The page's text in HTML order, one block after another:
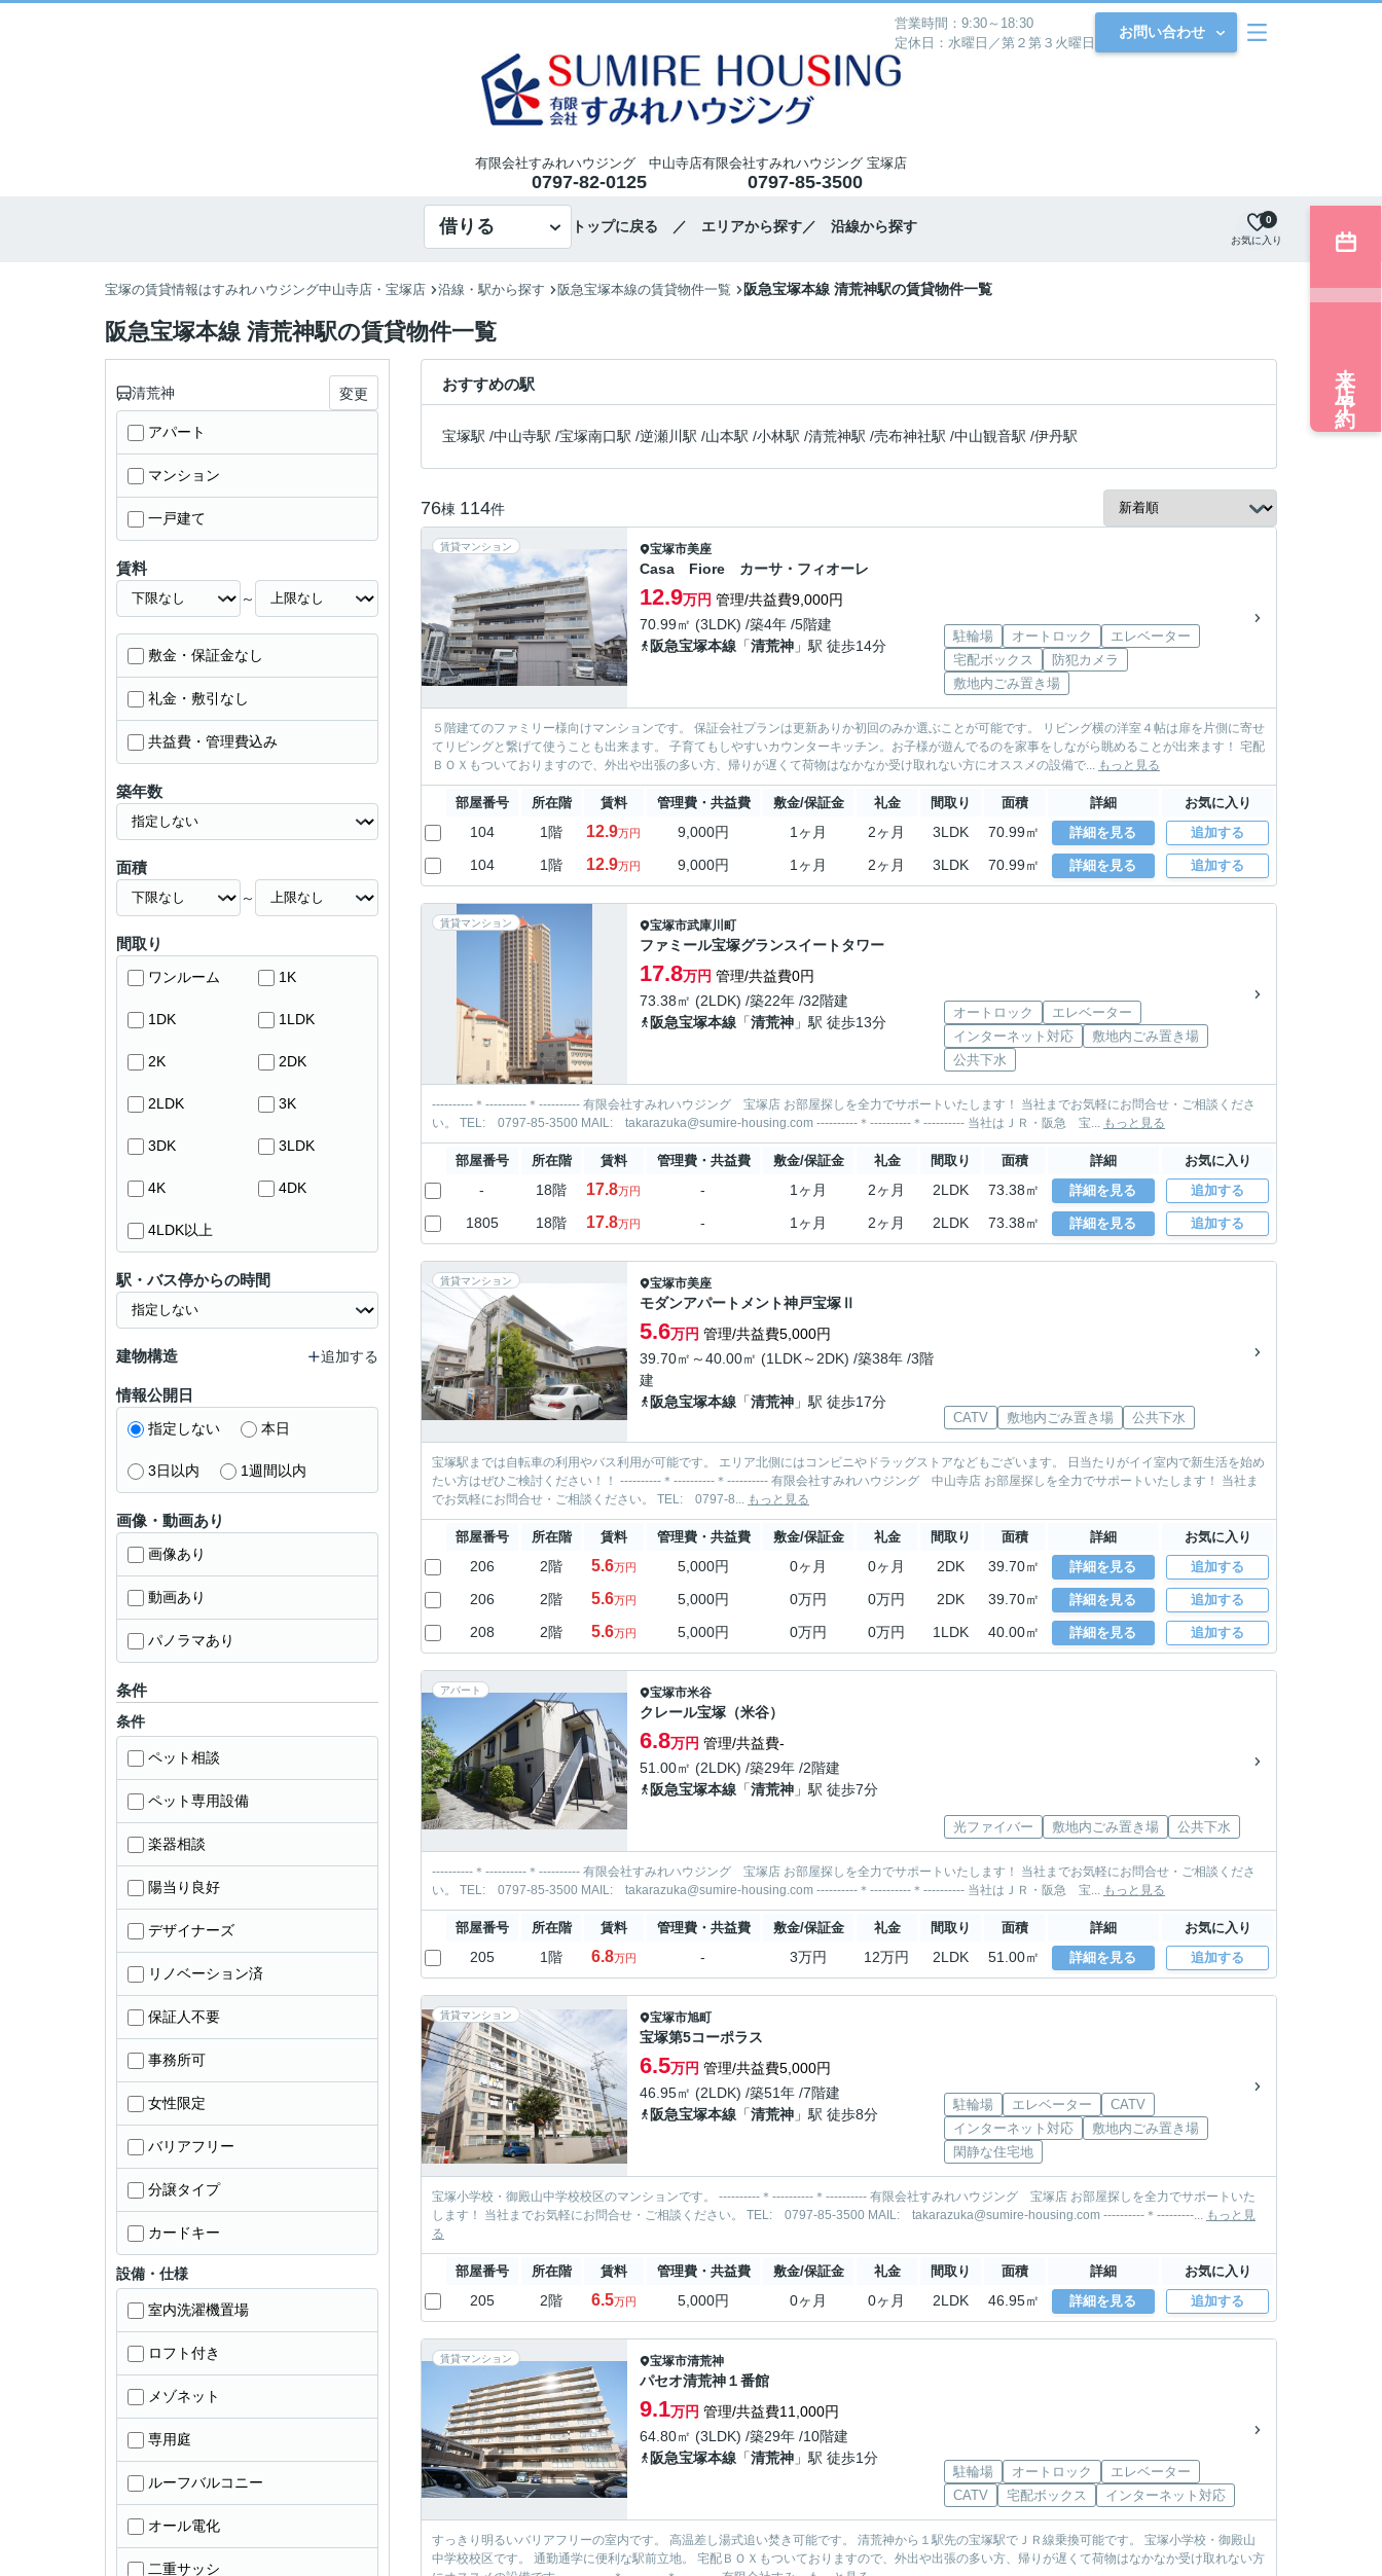
営業時間：9:30～18:30
定休日：水曜日／第２第３火曜日
お問い合わせ
有限会社すみれハウジング 中山寺店
0797-82-0125
有限会社すみれハウジング 宝塚店
0797-85-3500
借りる トップに戻る ／ エリアから探す／ 沿線から探す
お気に入り
0
宝塚の賃貸情報はすみれハウジング中山寺店・宝塚店 沿線・駅から探す 阪急宝塚本線の賃貸物件一覧 阪急宝塚本線 清荒神駅の賃貸物件一覧
阪急宝塚本線 清荒神駅の賃貸物件一覧
おすすめの駅
宝塚駅 /中山寺駅 /宝塚南口駅 /逆瀬川駅 /山本駅 /小林駅 /清荒神駅 /売布神社駅 /中山観音駅 /伊丹駅
76棟 114件
賃貸マンション 宝塚市美座
Casa Fiore カーサ・フィオーレ
12.9万円 管理/共益費9,000円
70.99㎡ (3LDK) /築4年 /5階建
阪急宝塚本線 「清荒神 」駅 徒歩14分
駐輪場 オートロック
エレベーター
宅配ボックス
防犯カメラ
敷地内ごみ置き場
５階建てのファミリー様向けマンションです。 保証会社プランは更新ありか初回のみか選ぶことが可能です。 リビング横の洋室４帖は扉を片側に寄せ
てリビングと繋げて使うことも出来ます。 子育てもしやすいカウンターキッチン。お子様が遊んでるのを家事をしながら眺めることが出来ます！ 宅配
ＢＯＸもついておりますので、外出や出張の多い方、帰りが遅くて荷物はなかなか受け取れない方にオススメの設備で... もっと見る
部屋番号 所在階 賃料 管理費・共益費 敷金/保証金 礼金 間取り 面積 詳細 お気に入り
104 1階 12.9万円 9,000円 1ヶ月 2ヶ月 3LDK 70.99㎡ 詳細を見る 追加する
104 1階 12.9万円 9,000円 1ヶ月 2ヶ月 3LDK 70.99㎡ 詳細を見る 追加する
賃貸マンション 宝塚市武庫川町
ファミール宝塚グランスイートタワー
17.8万円 管理/共益費0円
73.38㎡ (2LDK) /築22年 /32階建
阪急宝塚本線 「清荒神 」駅 徒歩13分
オートロック
エレベーター
インターネット対応
敷地内ごみ置き場
公共下水
----------＊----------＊---------- 有限会社すみれハウジング 宝塚店 お部屋探しを全力でサポートいたします！ 当社までお気軽にお問合せ・ご相談くださ
い。 TEL: 0797-85-3500 MAIL: takarazuka@sumire-housing.com ----------＊----------＊---------- 当社はＪＲ・阪急 宝... もっと見る
部屋番号 所在階 賃料 管理費・共益費 敷金/保証金 礼金 間取り 面積 詳細 お気に入り
- 18階 17.8万円 - 1ヶ月 2ヶ月 2LDK 73.38㎡ 詳細を見る 追加する
1805 18階 17.8万円 - 1ヶ月 2ヶ月 2LDK 73.38㎡ 詳細を見る 追加する
賃貸マンション 宝塚市美座
モダンアパートメント神戸宝塚Ⅱ
5.6万円 管理/共益費5,000円
39.70㎡～40.00㎡ (1LDK～2DK) /築38年 /3階
建
阪急宝塚本線 「清荒神 」駅 徒歩17分
CATV 敷地内ごみ置き場 公共下水
宝塚駅までは自転車の利用やバス利用が可能です。 エリア北側にはコンビニやドラッグストアなどもございます。 日当たりがイイ室内で新生活を始め
たい方はぜひご検討ください！！ ----------＊----------＊---------- 有限会社すみれハウジング 中山寺店 お部屋探しを全力でサポートいたします！ 当社ま
でお気軽にお問合せ・ご相談ください。 TEL: 0797-8... もっと見る
部屋番号 所在階 賃料 管理費・共益費 敷金/保証金 礼金 間取り 面積 詳細 お気に入り
206 2階 5.6万円 5,000円 0ヶ月 0ヶ月 2DK 39.70㎡ 詳細を見る 追加する
206 2階 5.6万円 5,000円 0万円 0万円 2DK 39.70㎡ 詳細を見る 追加する
208 2階 5.6万円 5,000円 0万円 0万円 1LDK 40.00㎡ 詳細を見る 追加する
アパート 宝塚市米谷
クレール宝塚（米谷）
6.8万円 管理/共益費-
51.00㎡ (2LDK) /築29年 /2階建
阪急宝塚本線 「清荒神 」駅 徒歩7分
光ファイバー 敷地内ごみ置き場 公共下水
----------＊----------＊---------- 有限会社すみれハウジング 宝塚店 お部屋探しを全力でサポートいたします！ 当社までお気軽にお問合せ・ご相談くださ
い。 TEL: 0797-85-3500 MAIL: takarazuka@sumire-housing.com ----------＊----------＊---------- 当社はＪＲ・阪急 宝... もっと見る
部屋番号 所在階 賃料 管理費・共益費 敷金/保証金 礼金 間取り 面積 詳細 お気に入り
205 1階 6.8万円 - 3万円 12万円 2LDK 51.00㎡ 詳細を見る 追加する
賃貸マンション 宝塚市旭町
宝塚第5コーポラス
6.5万円 管理/共益費5,000円
46.95㎡ (2LDK) /築51年 /7階建
阪急宝塚本線 「清荒神 」駅 徒歩8分
駐輪場 エレベーター
CATV
インターネット対応
敷地内ごみ置き場
閑静な住宅地
宝塚小学校・御殿山中学校校区のマンションです。 ----------＊----------＊---------- 有限会社すみれハウジング 宝塚店 お部屋探しを全力でサポートいた
します！ 当社までお気軽にお問合せ・ご相談ください。 TEL: 0797-85-3500 MAIL: takarazuka@sumire-housing.com ----------＊---------... もっと見
る
部屋番号 所在階 賃料 管理費・共益費 敷金/保証金 礼金 間取り 面積 詳細 お気に入り
205 2階 6.5万円 5,000円 0ヶ月 0ヶ月 2LDK 46.95㎡ 詳細を見る 追加する
賃貸マンション 宝塚市清荒神
パセオ清荒神１番館
9.1万円 管理/共益費11,000円
64.80㎡ (3LDK) /築29年 /10階建
阪急宝塚本線 「清荒神 」駅 徒歩1分
駐輪場 オートロック
エレベーター
CATV
宅配ボックス インターネット対応
すっきり明るいバリアフリーの室内です。 高温差し湯式追い焚き可能です。 清荒神から１駅先の宝塚駅でＪＲ線乗換可能です。 宝塚小学校・御殿山
中学校校区です。 通勤通学に便利な駅前立地。 宅配ＢＯＸもついておりますので、外出や出張の多い方、帰りが遅くて荷物はなかなか受け取れない方
清荒神 変更
アパート
マンション
一戸建て
賃料
～
敷金・保証金なし
礼金・敷引なし
共益費・管理費込み
築年数
面積
～
間取り
ワンルーム 1K
1DK 1LDK
2K 2DK
2LDK 3K
3DK 3LDK
4K 4DK
4LDK以上
駅・バス停からの時間
建物構造 追加する
情報公開日
指定しない 本日
3日以内 1週間以内
画像・動画あり
画像あり
動画あり
パノラマあり
条件
条件
ペット相談
ペット専用設備
楽器相談
陽当り良好
デザイナーズ
リノベーション済
保証人不要
事務所可
女性限定
バリアフリー
分譲タイプ
カードキー
設備・仕様
室内洗濯機置場
ロフト付き
メゾネット
専用庭
ルーフバルコニー
オール電化
二重サッシ
来店予約